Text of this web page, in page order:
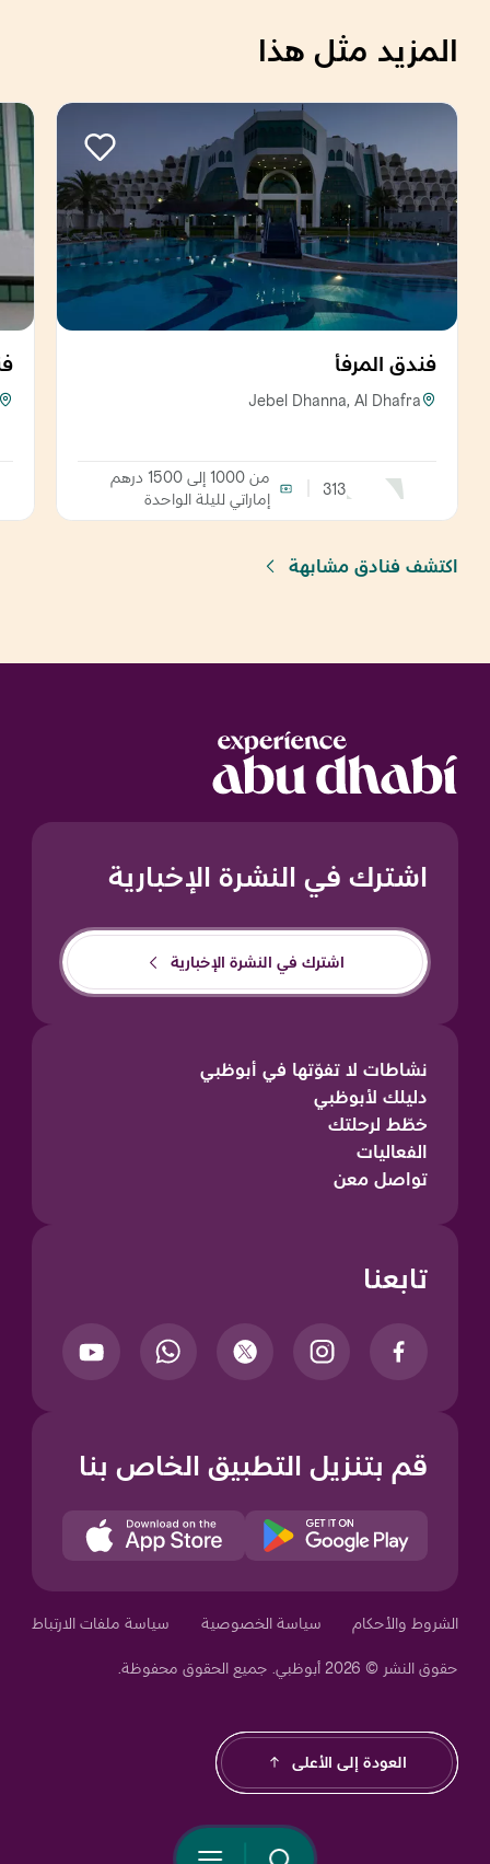
المزيد مثل هذا
فندق المرفأ
Jebel Dhanna, Al Dhafra
313
من 1000 إلى 1500 درهم
إماراتي لليلة الواحدة
اكتشف فنادق مشابهة
اشترك في النشرة الإخبارية
اشترك في النشرة الإخبارية
نشاطات لا تفوّتها في أبوظبي
دليلك لأبوظبي
خطّط لرحلتك
الفعاليات
تواصل معن
تابعنا
قم بتنزيل التطبيق الخاص بنا
الشروط والأحكام سياسة الخصوصية سياسة ملفات الارتباط
حقوق النشر © 2026 أبوظبي. جميع الحقوق محفوظة.
العودة إلى الأعلى
Your Privacy Choices